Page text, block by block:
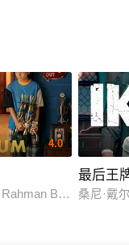
4.0
Rahman Bima Sena
最后王
桑尼·戴